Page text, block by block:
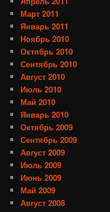
Март 2011
Январь 2011
Ноябрь 2010
Октябрь 2010
Сентябрь 2010
Август 2010
Июль 2010
Май 2010
Январь 2010
Октябрь 2009
Сентябрь 2009
Август 2009
Июль 2009
Июнь 2009
Май 2009
Август 2008